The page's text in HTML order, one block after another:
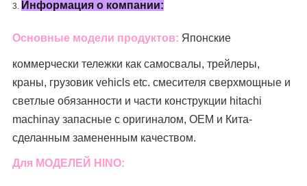
3. Информация о компании:
Основные модели продуктов: Японские
коммерчески тележки как самосвалы, трейлеры,
краны, грузовикvehicls etc. смесителя сверхмощные и
светлые обязанности и части конструкции hitachi
machinay запасные с оригиналом, OEM и Кита-
сделанным замененным качеством.
Для МОДЕЛЕЙ HINO: